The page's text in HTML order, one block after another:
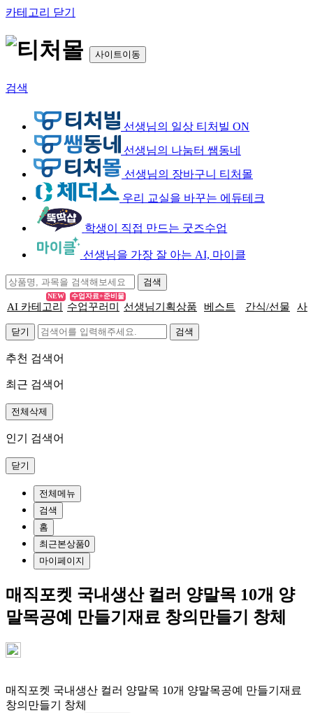
카테고리 닫기
사이트이동
검색
선생님의 일상 티처빌 ON
선생님의 나눔터 쌤동네
선생님의 장바구니 티처몰
우리 교실을 바꾸는 에듀테크
학생이 직접 만드는 굿즈수업
선생님을 가장 잘 아는 AI, 마이클
AI 카테고리
NEW
수업꾸러미
수업자료+준비물
선생님기획상품 베스트 간식/선물 사
닫기
추천 검색어
최근 검색어
전체삭제
인기 검색어
닫기
전체메뉴
검색
홈
최근본상품0
마이페이지
매직포켓 국내생산 컬러 양말목 10개 양
말목공예 만들기재료 창의만들기 창체
매직포켓 국내생산 컬러 양말목 10개 양말목공예 만들기재료
창의만들기 창체